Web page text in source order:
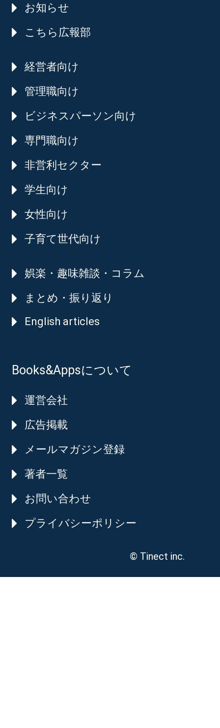
お知らせ
こちら広報部
経営者向け
管理職向け
ビジネスパーソン向け
専門職向け
非営利セクター
学生向け
女性向け
子育て世代向け
娯楽・趣味雑談・コラム
まとめ・振り返り
English articles
Books&Appsについて
運営会社
広告掲載
メールマガジン登録
著者一覧
お問い合わせ
プライバシーポリシー
© Tinect inc.